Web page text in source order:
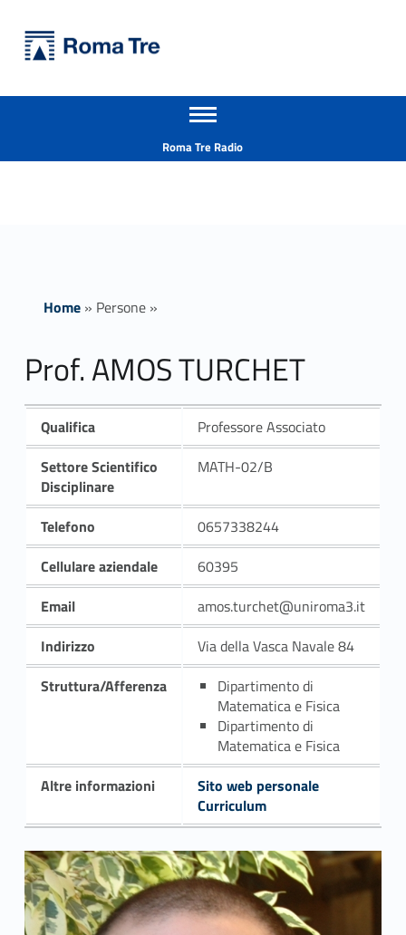
Prof. AMOS TURCHET insegnamenti - Università Roma Tre
Apri il menu secondario
Roma Tre Radio
Home» Persone»
Prof. AMOS TURCHET
Qualifica
Professore Associato
Settore Scientifico
Disciplinare
MATH-02/B
Telefono
0657338244
Cellulare aziendale
60395
Email
amos.turchet@uniroma3.it
Indirizzo
Via della Vasca Navale 84
Struttura/Afferenza
Dipartimento di
Matematica e Fisica
Dipartimento di
Matematica e Fisica
Altre informazioni
Sito web personale
Curriculum